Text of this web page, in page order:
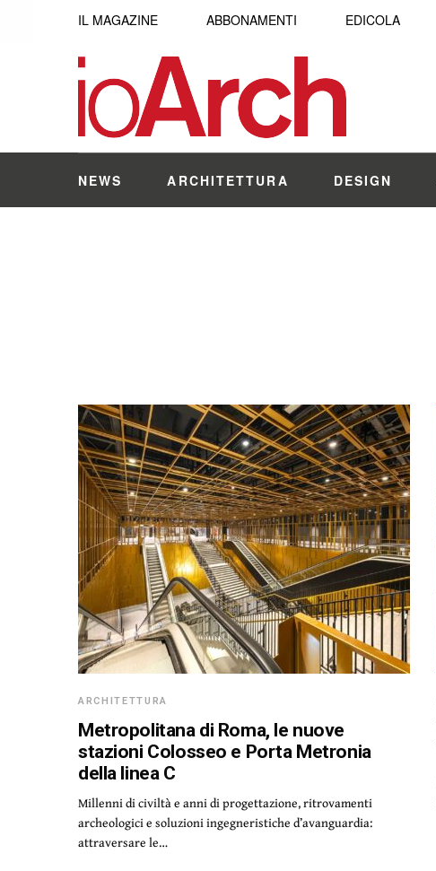
IL MAGAZINE ABBONAMENTI EDICOLA
NEWS ARCHITETTURA DESIGN
ARCHITETTURA
Metropolitana di Roma, le nuove
stazioni Colosseo e Porta Metronia
della linea C
Millenni di civiltà e anni di progettazione, ritrovamenti
archeologici e soluzioni ingegneristiche d’avanguardia:
attraversare le…